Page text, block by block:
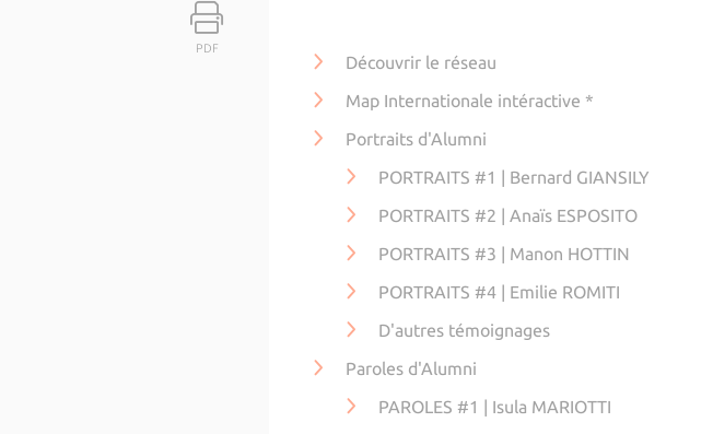
PDF
Découvrir le réseau
Map Internationale intéractive *
Portraits d'Alumni
PORTRAITS #1 | Bernard GIANSILY
PORTRAITS #2 | Anaïs ESPOSITO
PORTRAITS #3 | Manon HOTTIN
PORTRAITS #4 | Emilie ROMITI
D'autres témoignages
Paroles d'Alumni
PAROLES #1 | Isula MARIOTTI